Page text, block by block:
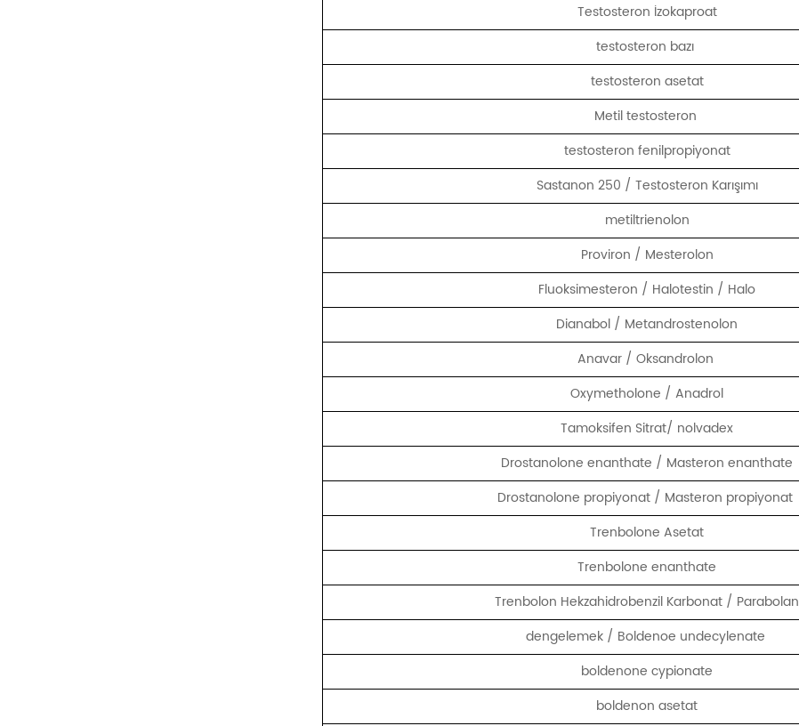
Testosteron İzokaproat
testosteron bazı
testosteron asetat
Metil testosteron
testosteron fenilpropiyonat
Sastanon 250 / Testosteron Karışımı
metiltrienolon
Proviron / Mesterolon
Fluoksimesteron / Halotestin / Halo
Dianabol / Metandrostenolon
Anavar / Oksandrolon
Oxymetholone / Anadrol
Tamoksifen Sitrat/ nolvadex
Drostanolone enanthate / Masteron enanthate
Drostanolone propiyonat / Masteron propiyonat
Trenbolone Asetat
Trenbolone enanthate
Trenbolon Hekzahidrobenzil Karbonat / Parabolan
dengelemek / Boldenoe undecylenate
boldenone cypionate
boldenon asetat